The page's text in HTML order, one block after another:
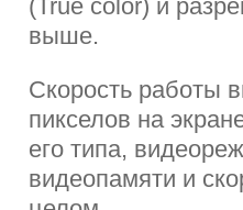
(True color) и
выше.
Скорость работы
пикселов на
его типа,
видеопамяти и